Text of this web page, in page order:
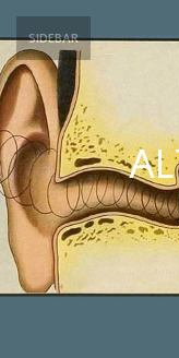
SIDEBAR